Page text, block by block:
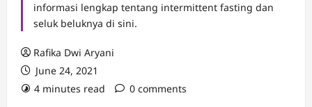
informasi lengkap tentang intermittent fasting dan
seluk beluknya di sini.
Rafika Dwi Aryani
June 24, 2021
4 minutes read
0 comments